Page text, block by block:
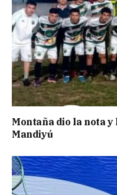
Montaña dio la nota
Mandiyú